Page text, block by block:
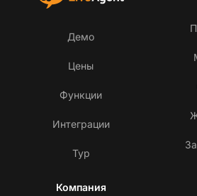
Демо
Цены
Функции
Интеграции
Тур
Компания